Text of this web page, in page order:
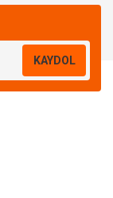
KAYDOL